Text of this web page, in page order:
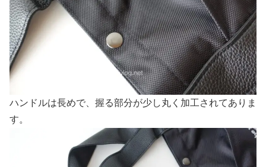
ハンドルは長めで、握る部分が少し丸く加工されてありま
す。